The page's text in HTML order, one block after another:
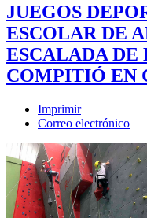
JUEGOS
ESCOLAR DE
ESCALADA DE
COMPITIÓ EN
Imprimir
Correo electrónico